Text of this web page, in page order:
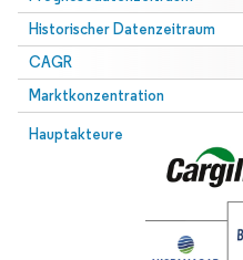
Historischer Datenzeitraum
CAGR
Marktkonzentration
Hauptakteure